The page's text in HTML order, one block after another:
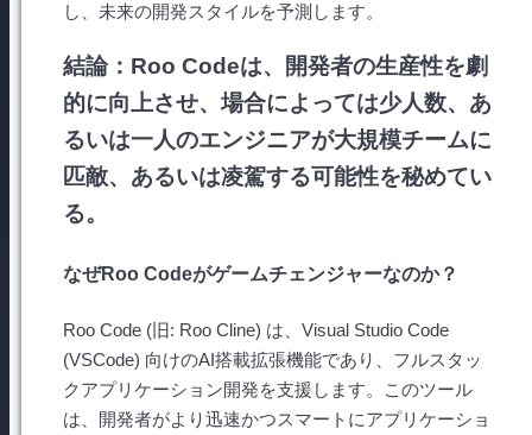
し、未来の開発スタイルを予測します。
結論：Roo Codeは、開発者の生産性を劇
的に向上させ、場合によっては少人数、あ
るいは一人のエンジニアが大規模チームに
匹敵、あるいは凌駕する可能性を秘めてい
る。
なぜRoo Codeがゲームチェンジャーなのか？
Roo Code (旧: Roo Cline) は、Visual Studio Code
(VSCode) 向けのAI搭載拡張機能であり、フルスタッ
クアプリケーション開発を支援します。このツール
は、開発者がより迅速かつスマートにアプリケーショ